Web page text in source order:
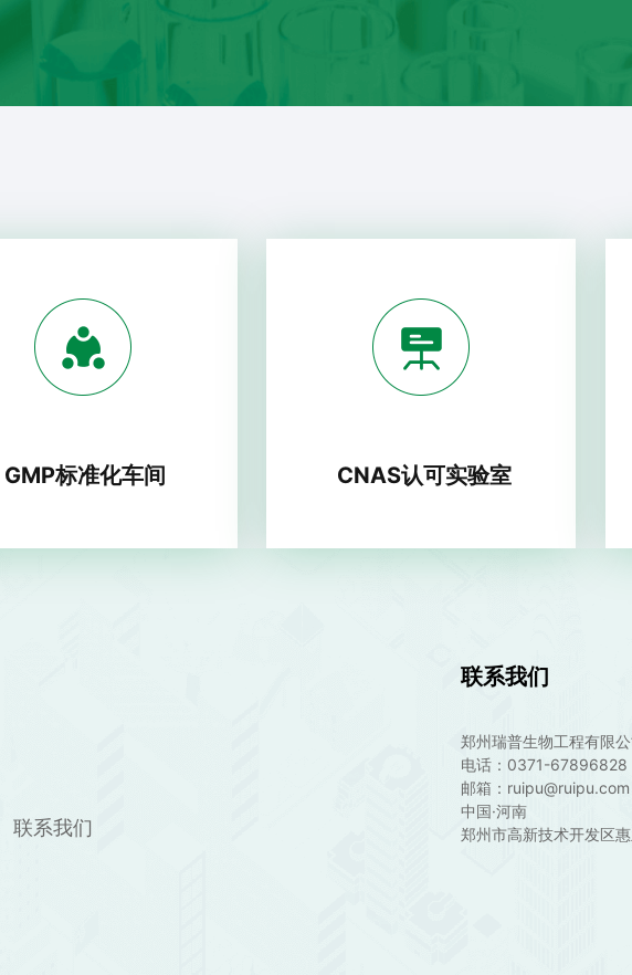
GMP标准化车间 CNAS认可实验室
联系我们
联系我们
郑州瑞普生物工程有限公
电话：0371-67896828
邮箱：ruipu@ruipu.com
中国·河南
郑州市高新技术开发区